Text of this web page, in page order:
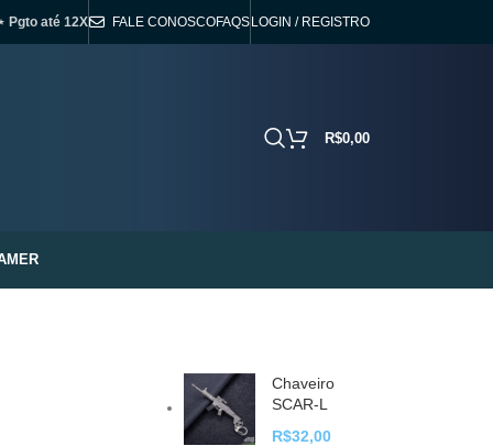
Pgto até 12X FALE CONOSCOFAQS LOGIN / REGISTRO
R$0,00
Chaveiro
SCAR-L
R$32,00